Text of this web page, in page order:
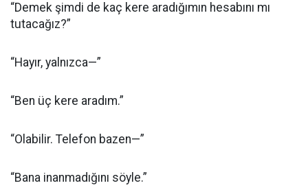
“Demek şimdi de kaç kere aradığımın hesabını mı
tutacağız?”
“Hayır, yalnızca—”
“Ben üç kere aradım.”
“Olabilir. Telefon bazen—”
“Bana inanmadığını söyle.”